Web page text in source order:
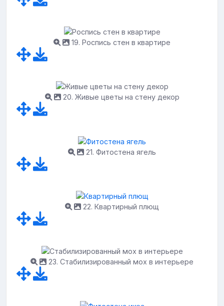
19. Роспись стен в квартире
20. Живые цветы на стену декор
21. Фитостена ягель
22. Квартирный плющ
23. Стабилизированный мох в интерьере